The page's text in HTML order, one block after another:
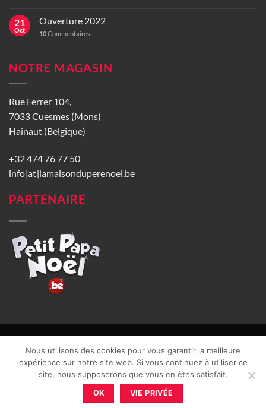
21
Oct
Ouverture 2022
10Commentaires
NOTRE MAGASIN
Rue Ferrer 104,
7033 Cuesmes (Mons)
Hainaut (Belgique)
+32 474 76 77 50
info[at]lamaisonduperenoel.be
PARTENAIRE
CGU| Vie privée| TVA : BE0840965749 | Site web réalisé par
Nous utilisons des cookies pour vous garantir la meilleure
expérience sur notre site web. Si vous continuez à utiliser ce
site, nous supposerons que vous en êtes satisfait.
OK VIE PRIVÉE